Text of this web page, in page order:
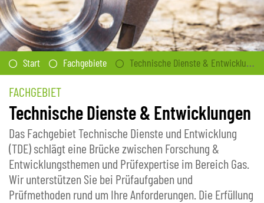
Start Fachgebiete Technische Dienste & Entwicklungen
FACHGEBIET
Technische Dienste & Entwicklungen
Das Fachgebiet Technische Dienste und Entwicklung
(TDE) schlägt eine Brücke zwischen Forschung &
Entwicklungsthemen und Prüfexpertise im Bereich Gas.
Wir unterstützen Sie bei Prüfaufgaben und
Prüfmethoden rund um Ihre Anforderungen. Die Erfüllung